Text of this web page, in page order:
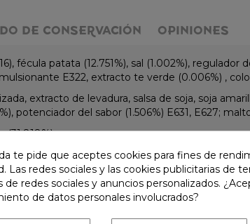
DE CONSERVACIÓN OPINIONES
fécula patata (12.751%), sal (1.002%),
E322, extracto te verde (0.006%) ,
extracto de levadura, salsa de soja, soja
potenciador del sabor (1.506%) E631, E627;
(31.818%)
te pide que aceptes cookies para fines de
Las redes sociales y las cookies publicitarias de
de redes sociales y anuncios personalizados.
de datos personales involucrados?